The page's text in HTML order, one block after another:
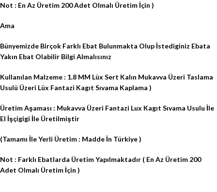
Not : En Az Üretim 200 Adet Olmalı Üretim İçin )
Ama
Bünyemizde Birçok Farklı Ebat Bulunmakta Olup İstediginiz Ebata
Yakın Ebat Olabilir Bilgi Almalısınız
Kullanılan Malzeme : 1.8 MM Lüx Sert Kalın Mukavva Üzeri Taslama
Usulü Üzeri Lüx Fantazi Kagıt Sıvama Kaplama )
Üretim Aşaması : Mukavva Üzeri Fantazi Lux Kagıt Sıvama Usulu İle
El İşçigigi İle Üretilmiştir
(Tamamı İle Yerli Üretim : Madde İn Türkiye )
Not : Farklı Ebatlarda Üretim Yapılmaktadır ( En Az Üretim 200
Adet Olmalı Üretim İçin )